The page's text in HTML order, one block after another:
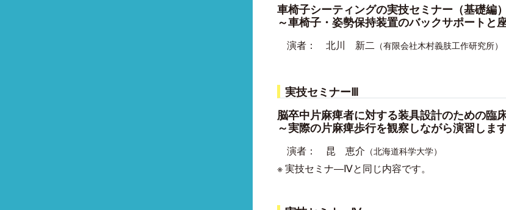
車椅子シーティングの実技セミナー（基礎編）
～車椅子・姿勢保持装置のバックサポートと
演者： 北川 新二 （有限会社木村義肢工作研究所）
実技セミナーⅢ
脳卒中片麻痺者に対する装具設計のための臨
～実際の片麻痺歩行を観察しながら演習しま
演者： 昆 恵介 （北海道科学大学）
※ 実技セミナ―Ⅳと同じ内容です。